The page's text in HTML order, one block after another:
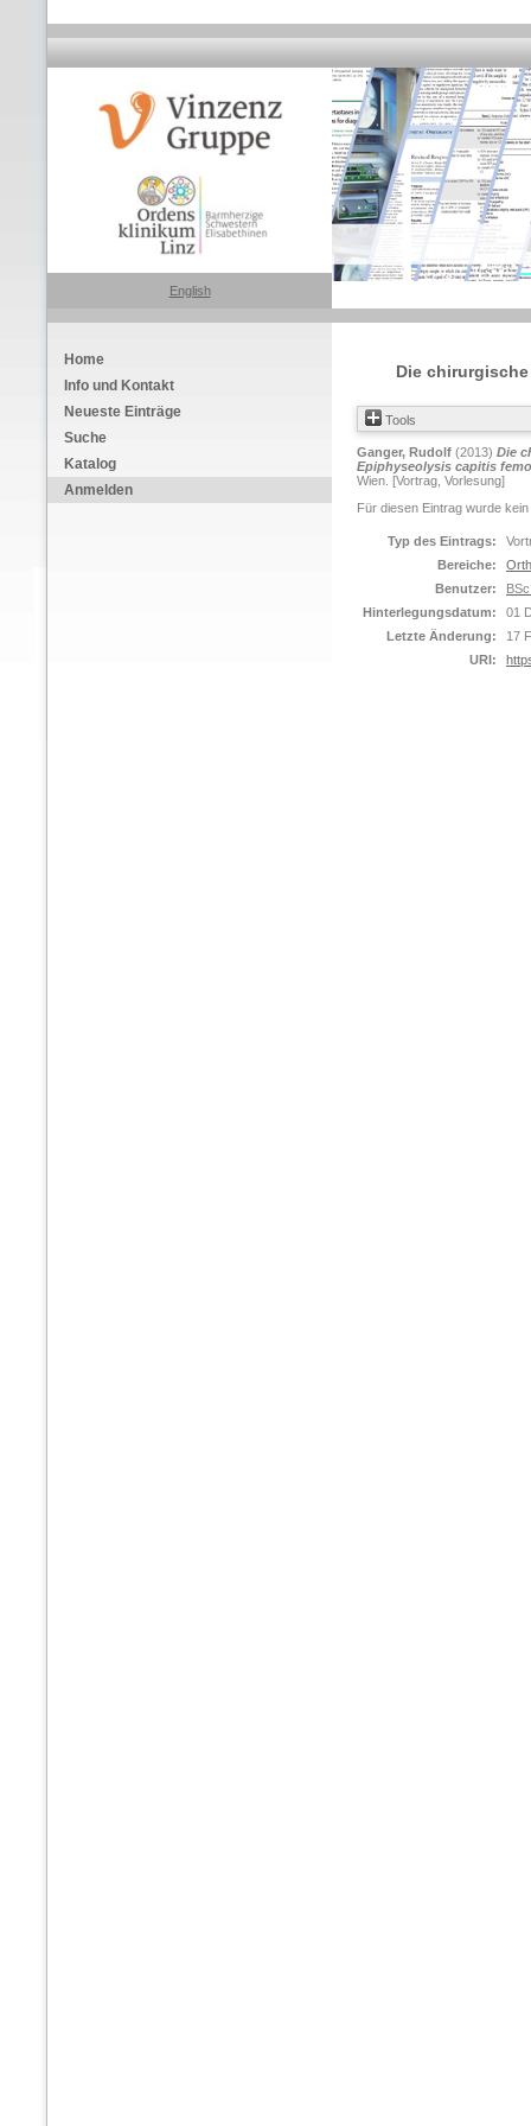
English
Home
Info und Kontakt
Neueste Einträge
Suche
Katalog
Anmelden
Die
Tools
Ganger, Rudolf (2013) Die
Epiphyseolysis capitis
Wien. [Vortrag, Vorlesung]
Für diesen Eintrag wurde
Typ des Eintrags:
Bereiche:
Benutzer:
Hinterlegungsdatum:
01
Letzte Änderung:
17
URI: